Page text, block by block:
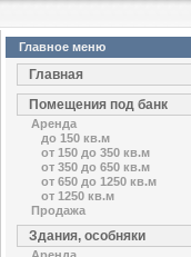
Главное меню
Главная
Помещения под банк
Аренда
до 150 кв.м
от 150 до 350 кв.м
от 350 до 650 кв.м
от 650 до 1250 кв.м
от 1250 кв.м
Продажа
Здания, особняки